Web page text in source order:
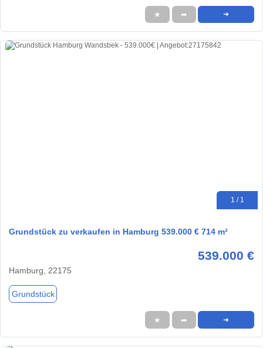
★ ➦ ➜
1 / 1
Grundstück zu verkaufen in Hamburg 539.000 € 714 m²
539.000 €
Hamburg, 22175
Grundstück
★ ➦ ➜